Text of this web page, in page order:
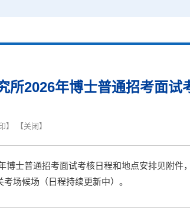
所2026年博士普通招考面试
】 【关闭 】
博士普通招考面试考核日程和地点安排见附
场候场（日程持续更新中）。